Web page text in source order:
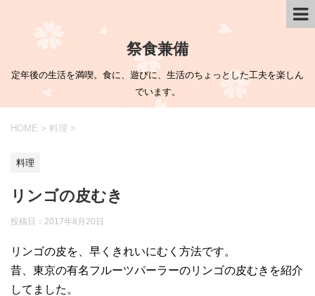
祭食兼備
定年後の生活を満喫。食に、遊びに、生活のちょっとした工夫を楽しん
でいます。
HOME > 料理 >
料理
リンゴの皮むき
投稿日： 2017年8月20日
リンゴの皮を、早くきれいにむく方法です。
昔、東京の有名フルーツパーラーのリンゴの皮むきを紹介
してました。